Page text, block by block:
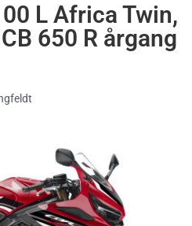
L Africa Twin,
650 R årgang